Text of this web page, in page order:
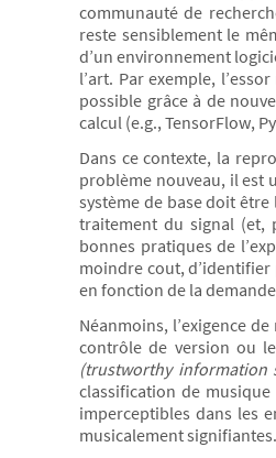
communauté de
reste sensiblement le
d’un environnement
l’art. Par exemple,
possible grâce à de
calcul (e.g., TensorFlow,
Dans ce contexte, la
problème nouveau, il est
système de base doit
traitement du signal (et,
bonnes pratiques de
moindre cout,
en fonction de la
Néanmoins, l’exigence
contrôle de version ou
(trustworthy information
classification de
imperceptibles dans les
musicalement signifiantes.